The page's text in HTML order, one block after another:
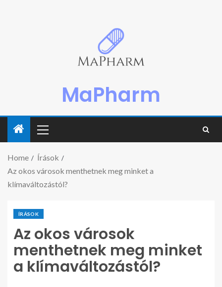
MaPharm
Home
Írások
Az okos városok menthetnek meg minket a
klímaváltozástól?
ÍRÁSOK
Az okos városok
menthetnek meg minket
a klímaváltozástól?